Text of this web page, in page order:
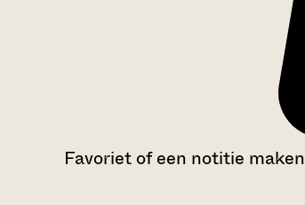
Favoriet of een notitie maken